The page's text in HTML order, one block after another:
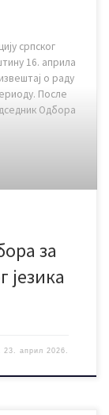
српског
16. априла
о раду
После
Одбора
за
језика
23. април 2026.